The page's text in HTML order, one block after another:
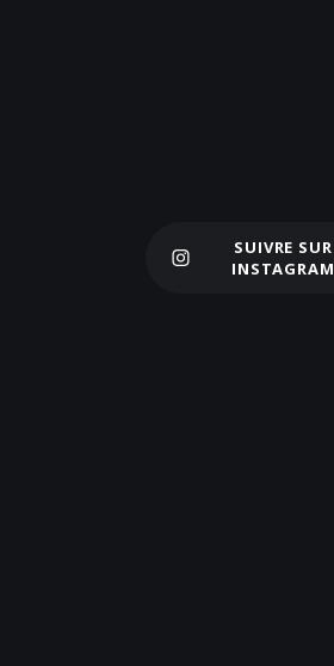
Charger plus
SUIVRE SUR
INSTAGRAM